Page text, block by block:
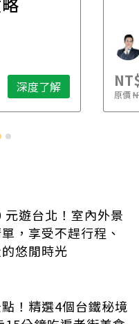
棟
深度了解
元遊台北！室內外景
，享受不趕行程、
悠閒時光
！精選4個台鐵秘境